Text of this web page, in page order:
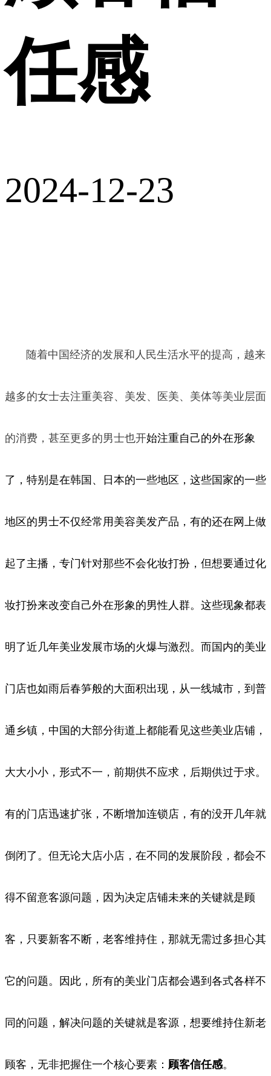
任感
2024-12-23
随着中国经济的发展和人民生活水平的提高，越来
越多的女士去注重美容、美发、医美、美体等美业层面
的消费，甚至更多的男士也开始注重自己的外在形象
了，特别是在韩国、日本的一些地区，这些国家的一些
地区的男士不仅经常用美容美发产品，有的还在网上做
起了主播，专门针对那些不会化妆打扮，但想要通过化
妆打扮来改变自己外在形象的男性人群。这些现象都表
明了近几年美业发展市场的火爆与激烈。而国内的美业
门店也如雨后春笋般的大面积出现，从一线城市，到普
通乡镇，中国的大部分街道上都能看见这些美业店铺，
大大小小， 形式不一，前期供不应求，后期供过于求。
有的门店迅速扩张，不断增加连锁店，有的没开几年就
倒闭了。但无论大店小店，在不同的发展阶段，都会不
得不留意客源问题，因为决定店铺未来的关键就是顾
客，只要新客不断，老客维持住，那就无需过多担心其
它的问题。因此， 所有的美业门店都会遇到各式各样不
同的问题，解决问题的关键就是客源，想要维持住新老
顾客，无非把握住一个核心要素： 顾客信任感。